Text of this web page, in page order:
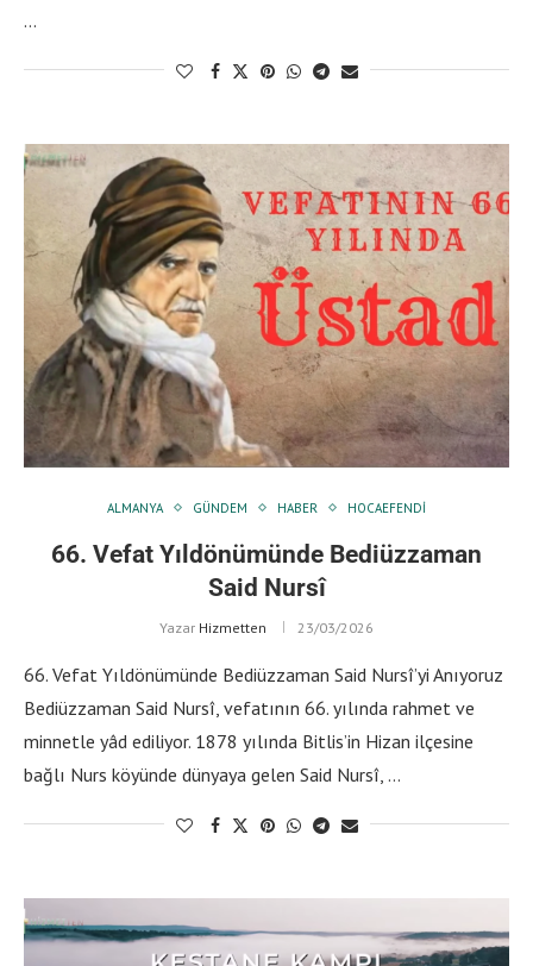
…
ALMANYA GÜNDEM HABER HOCAEFENDI
66. Vefat Yıldönümünde Bediüzzaman
Said Nursî
Yazar Hizmetten 23/03/2026
66. Vefat Yıldönümünde Bediüzzaman Said Nursî’yi Anıyoruz
Bediüzzaman Said Nursî, vefatının 66. yılında rahmet ve
minnetle yâd ediliyor. 1878 yılında Bitlis’in Hizan ilçesine
bağlı Nurs köyünde dünyaya gelen Said Nursî, …